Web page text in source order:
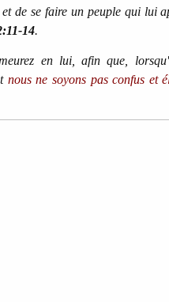
de se faire un peuple qui lui
14.
en lui, afin que,
nous ne soyons pas confus et